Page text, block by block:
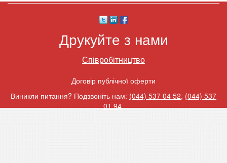
Друкуйте з нами
Співробітництво
Договір публічної оферти
Виникли питання? Подзвоніть нам: (044) 537 04 52, (044) 537
01 94.